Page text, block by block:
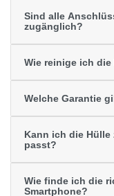
Sind alle
zugänglich?
Wie reinige ich
Welche Garantie
Kann ich die
passt?
Wie finde ich die
Smartphone?